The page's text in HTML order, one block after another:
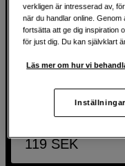
119 SEK
verkligen är intresserad av,
när du handlar online. Genom
fortsätta att ge dig inspiration
för just dig. Du kan självklart
Läs mer om hur vi
Inställningar